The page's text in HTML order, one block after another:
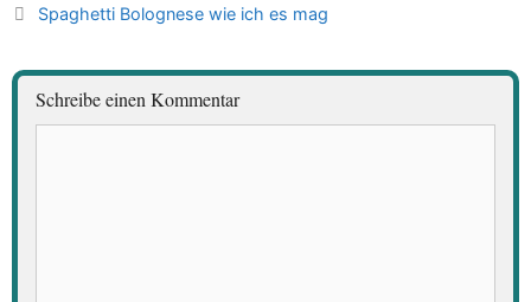
Spaghetti Bolognese wie ich es mag
Schreibe einen Kommentar